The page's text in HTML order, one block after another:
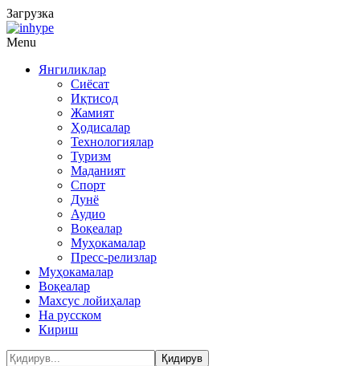
Загрузка
Menu
Янгиликлар
Сиёсат
Иқтисод
Жамият
Ҳодисалар
Технологиялар
Туризм
Маданият
Спорт
Дунё
Аудио
Воқеалар
Муҳокамалар
Пресс-релизлар
Муҳокамалар
Воқеалар
Махсус лойиҳалар
На русском
Кириш